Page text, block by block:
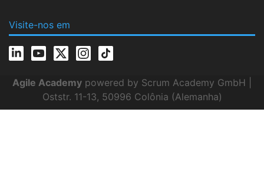
Visite-nos em
Agile Academy powered by Scrum Academy GmbH |
Oststr. 11-13, 50996 Colônia (Alemanha)